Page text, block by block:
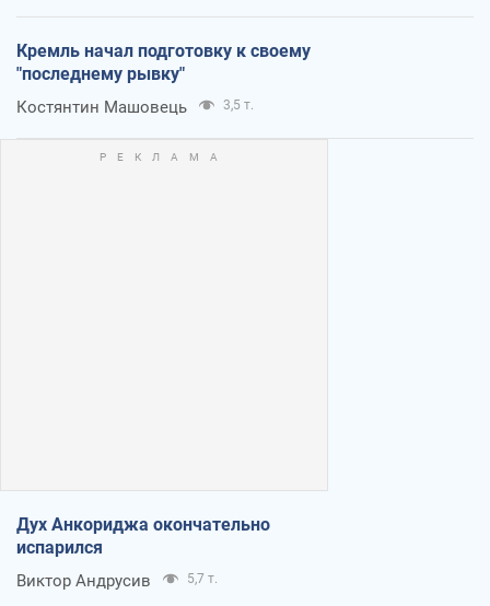
Кремль начал подготовку к своему
"последнему рывку"
Костянтин Машовець 3,5 т.
Дух Анкориджа окончательно
испарился
Виктор Андрусив 5,7 т.